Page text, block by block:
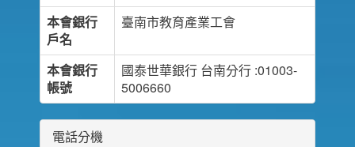
本會銀行
戶名
臺南市教育產業工會
本會銀行
帳號
國泰世華銀行 台南分行 :01003-
5006660
電話分機